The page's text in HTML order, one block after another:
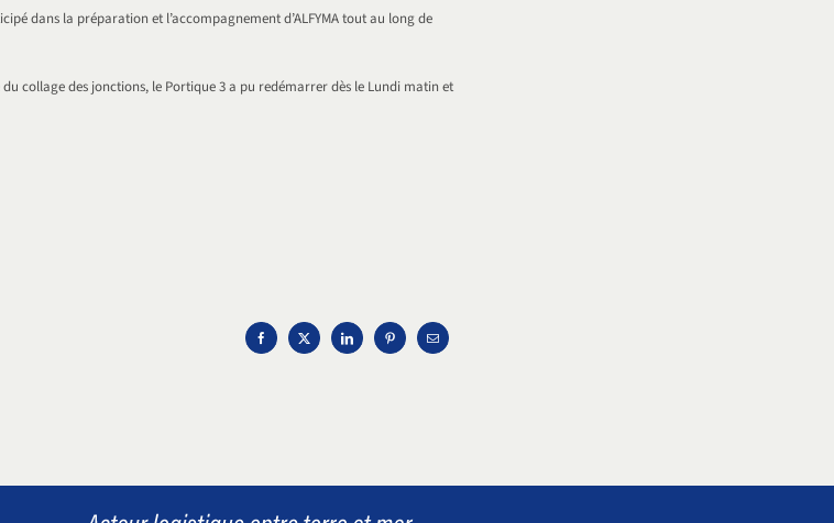
dans la préparation et l’accompagnement d’ALFYMA tout au long de
collage des jonctions, le Portique 3 a pu redémarrer dès le Lundi matin et